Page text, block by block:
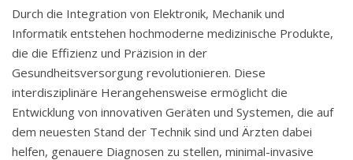
Durch die Integration von Elektronik, Mechanik und
Informatik entstehen hochmoderne medizinische Produkte,
die die Effizienz und Präzision in der
Gesundheitsversorgung revolutionieren. Diese
interdisziplinäre Herangehensweise ermöglicht die
Entwicklung von innovativen Geräten und Systemen, die auf
dem neuesten Stand der Technik sind und Ärzten dabei
helfen, genauere Diagnosen zu stellen, minimal-invasive